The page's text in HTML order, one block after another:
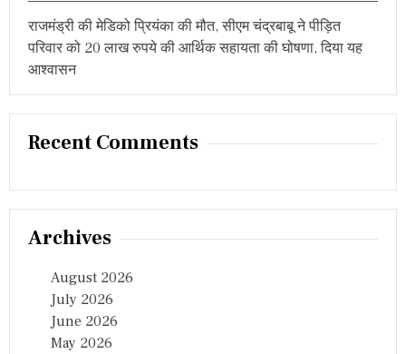
राजमंड्री की मेडिको प्रियंका की मौत, सीएम चंद्रबाबू ने पीड़ित
परिवार को 20 लाख रुपये की आर्थिक सहायता की घोषणा, दिया यह
आश्वासन
Recent Comments
Archives
August 2026
July 2026
June 2026
May 2026